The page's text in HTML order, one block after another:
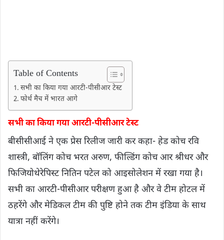
Table of Contents
सभी का किया गया आरटी-पीसीआर टेस्ट
फोर्थ मैच में भारत आगे
सभी का किया गया आरटी-पीसीआर टेस्ट
बीसीसीआई ने एक प्रेस रिलीज जारी कर कहा- हेड कोच रवि
शास्त्री, बॉलिंग कोच भरत अरुण, फील्डिंग कोच आर श्रीधर और
फिजियोथेरेपिस्ट नितिन पटेल को आइसोलेशन में रखा गया है।
सभी का आरटी-पीसीआर परीक्षण हुआ है और वे टीम होटल में
ठहरेंगे और मेडिकल टीम की पुष्टि होने तक टीम इंडिया के साथ
यात्रा नहीं करेंगे।